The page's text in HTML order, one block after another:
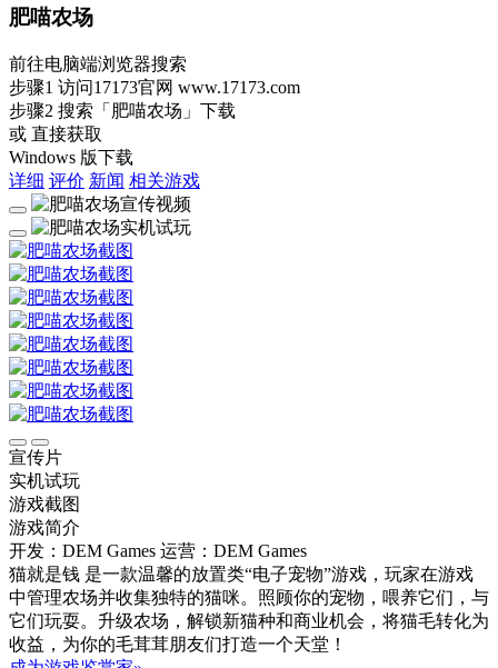
肥喵农场
前往电脑端浏览器搜索
步骤1 访问17173官网 www.17173.com
步骤2 搜索 「肥喵农场」 下载
或 直接获取
Windows 版下载
详细 评价 新闻 相关游戏
宣传片
实机试玩
游戏截图
游戏简介
开发：DEM Games 运营：DEM Games
猫就是钱 是一款温馨的放置类“电子宠物”游戏，玩家在游戏
中管理农场并收集独特的猫咪。照顾你的宠物，喂养它们，与
它们玩耍。升级农场，解锁新猫种和商业机会，将猫毛转化为
收益，为你的毛茸茸朋友们打造一个天堂！